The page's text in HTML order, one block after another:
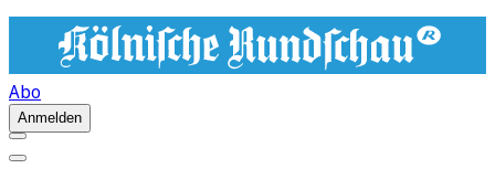
Abo
Anmelden